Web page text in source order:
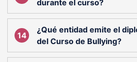
durante el curso?
¿Qué entidad emite el
del Curso de Bullying?